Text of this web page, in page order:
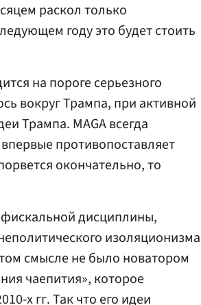
раскол только
году это будет стоить
на пороге серьезного
вокруг Трампа, при активной
Трампа. MAGA всегда
противопоставляет
окончательно, то
дисциплины,
изоляционизма
смысле не было новатором
чаепития», которое
х гг. Так что его идеи